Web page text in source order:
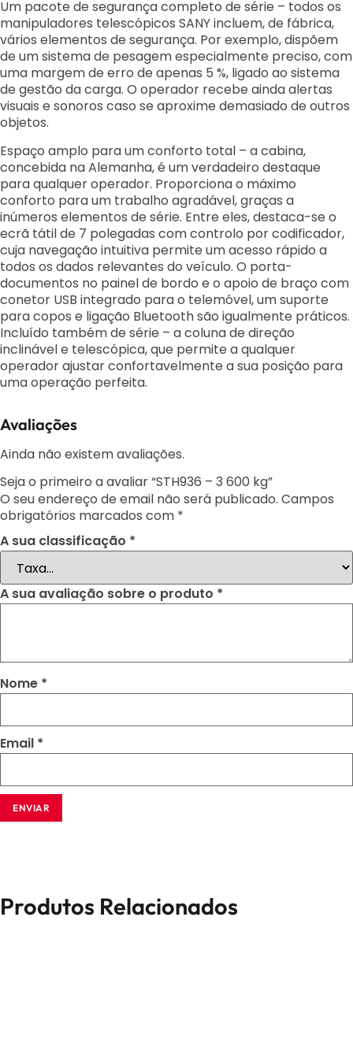
Um pacote de segurança completo de série – todos os
manipuladores telescópicos SANY incluem, de fábrica,
vários elementos de segurança. Por exemplo, dispõem
de um sistema de pesagem especialmente preciso, com
uma margem de erro de apenas 5 %, ligado ao sistema
de gestão da carga. O operador recebe ainda alertas
visuais e sonoros caso se aproxime demasiado de outros
objetos.
Espaço amplo para um conforto total – a cabina,
concebida na Alemanha, é um verdadeiro destaque
para qualquer operador. Proporciona o máximo
conforto para um trabalho agradável, graças a
inúmeros elementos de série. Entre eles, destaca-se o
ecrã tátil de 7 polegadas com controlo por codificador,
cuja navegação intuitiva permite um acesso rápido a
todos os dados relevantes do veículo. O porta-
documentos no painel de bordo e o apoio de braço com
conetor USB integrado para o telemóvel, um suporte
para copos e ligação Bluetooth são igualmente práticos.
Incluído também de série – a coluna de direção
inclinável e telescópica, que permite a qualquer
operador ajustar confortavelmente a sua posição para
uma operação perfeita.
Avaliações
Ainda não existem avaliações.
Seja o primeiro a avaliar “STH936 – 3 600 kg”
O seu endereço de email não será publicado. Campos
obrigatórios marcados com *
A sua classificação *
A sua avaliação sobre o produto *
Nome *
Email *
Produtos Relacionados